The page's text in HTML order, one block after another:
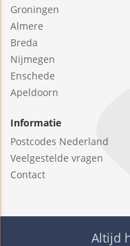
Groningen
Almere
Breda
Nijmegen
Enschede
Apeldoorn
Informatie
Postcodes Nederland
Veelgestelde vragen
Contact
Altijd